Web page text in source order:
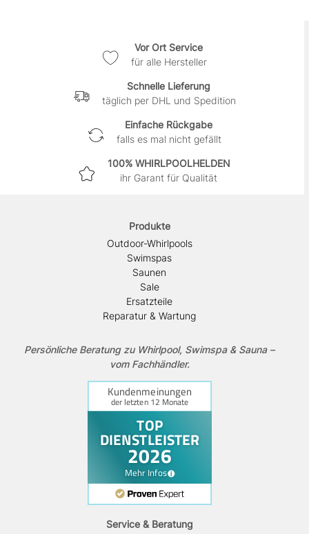
Vor Ort Service
für alle Hersteller
Schnelle Lieferung
täglich per DHL und Spedition
Einfache Rückgabe
falls es mal nicht gefällt
100% WHIRLPOOLHELDEN
ihr Garant für Qualität
Produkte
Outdoor-Whirlpools
Swimspas
Saunen
Sale
Ersatzteile
Reparatur & Wartung
Persönliche Beratung zu Whirlpool, Swimspa & Sauna –
vom Fachhändler.
Service & Beratung